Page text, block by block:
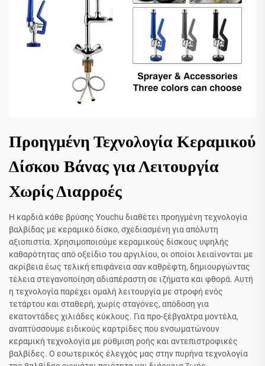
Προηγμένη Τεχνολογία Κεραμικού
Δίσκου Βάνας για Λειτουργία
Χωρίς Διαρροές
Η καρδιά κάθε βρύσης Youchu διαθέτει προηγμένη τεχνολογία
βαλβίδας με κεραμικό δίσκο, σχεδιασμένη για απόλυτη
αξιοπιστία. Χρησιμοποιούμε κεραμικούς δίσκους υψηλής
καθαρότητας από οξείδιο του αργιλίου, οι οποίοι λειαίνονται με
ακρίβεια έως τελική επιφάνεια σαν καθρέφτη, δημιουργώντας
τέλεια στεγανοποίηση αδιαπέραστη σε ιζήματα και φθορά. Αυτή
η τεχνολογία παρέχει ομαλή λειτουργία με στροφή ενός
τετάρτου και σταθερή, χωρίς σταγόνες, απόδοση για
εκατοντάδες χιλιάδες κύκλους. Για προ-ξέβγαλτρα μοντέλα,
αναπτύσσουμε ειδικούς καρτρίδες που ενσωματώνουν
κεραμική τεχνολογία με ρύθμιση ροής και αντεπιστροφικές
βαλβίδες. Ο εσωτερικός έλεγχός μας στην πυρήνα τεχνολογία